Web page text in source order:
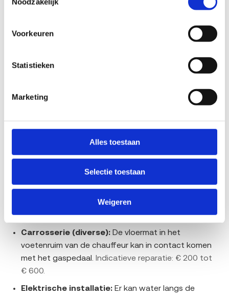
Voorkeuren
Statistieken
Marketing
Alles toestaan
Selectie toestaan
Weigeren
aangetast. Indicatieve reparatie: € 400 tot € 1200.
koelsysteem:
standkachel aan bevestigd wordt is te kort. Hierdoor
Door een softwarefout in de Airmatic-
regeleenheid zal de carrosserie bij een verhoogd
van 80 km/h in plaats van bij 60 km/h verlaagd
worde...Indicatieve reparatie: € 250 tot € 800.
De remdrukversterker kan op de
lasnaad doorroesten. Hierbij kan de verbinding met
het rempedaal losraken.Indicatieve reparatie: € 300
tot € 800.
Carrosserie (diverse):De vloermat in het
voetenruim van de chauffeur kan in contact komen
met het gaspedaal. Indicatieve reparatie: € 200 tot
€ 600.
Elektrische installatie:Er kan water langs de